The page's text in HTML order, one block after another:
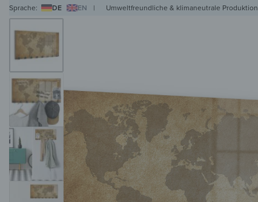
Sprache: DE EN | Umweltfreundliche & klimaneutrale Produktion
WANDBILDERWANDUHREN